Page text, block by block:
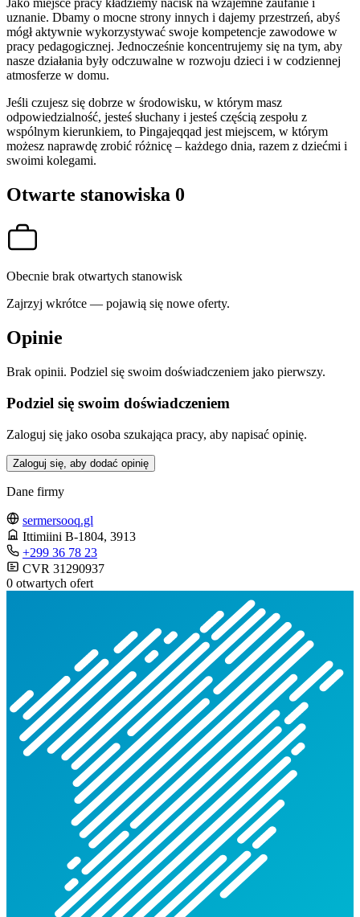
uznanie. Dbamy o mocne strony innych i dajemy przestrzeń, abyś
mógł aktywnie wykorzystywać swoje kompetencje zawodowe w
pracy pedagogicznej. Jednocześnie koncentrujemy się na tym, aby
nasze działania były odczuwalne w rozwoju dzieci i w codziennej
atmosferze w domu.
Jeśli czujesz się dobrze w środowisku, w którym masz
odpowiedzialność, jesteś słuchany i jesteś częścią zespołu z
wspólnym kierunkiem, to Pingajeqqad jest miejscem, w którym
możesz naprawdę zrobić różnicę – każdego dnia, razem z dziećmi i
swoimi kolegami.
Otwarte stanowiska 0
Obecnie brak otwartych stanowisk
Zajrzyj wkrótce — pojawią się nowe oferty.
Opinie
Brak opinii. Podziel się swoim doświadczeniem jako pierwszy.
Podziel się swoim doświadczeniem
Zaloguj się jako osoba szukająca pracy, aby napisać opinię.
Zaloguj się, aby dodać opinię
Dane firmy
sermersooq.gl
Ittimiini B-1804, 3913
+299 36 78 23
CVR 31290937
0 otwartych ofert